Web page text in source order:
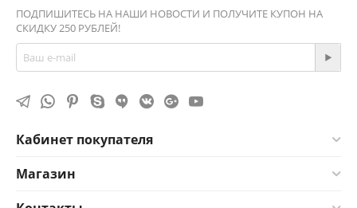
ПОДПИШИТЕСЬ НА НАШИ НОВОСТИ И ПОЛУЧИТЕ КУПОН НА
СКИДКУ 250 РУБЛЕЙ!
Кабинет покупателя
Магазин